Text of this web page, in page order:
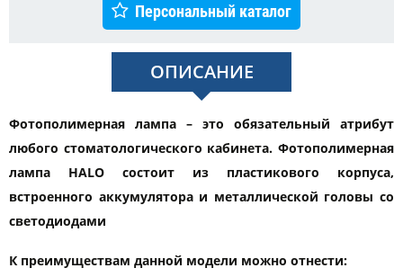
Персональный каталог
ОПИСАНИЕ
Фотополимерная лампа – это обязательный атрибут
любого стоматологического кабинета. Фотополимерная
лампа HALO состоит из пластикового корпуса,
встроенного аккумулятора и металлической головы со
светодиодами
К преимуществам данной модели можно отнести: